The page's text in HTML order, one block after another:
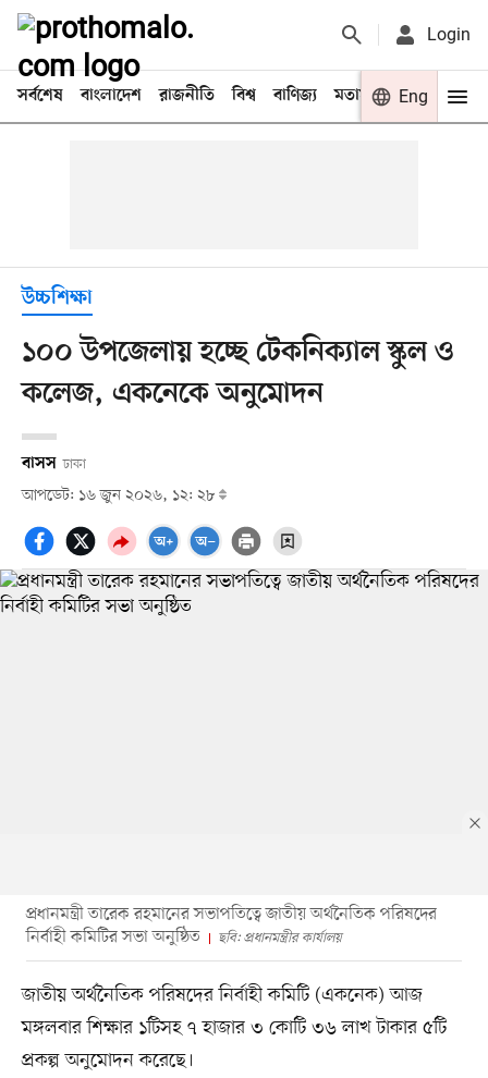
Login
সর্বশেষ বাংলাদেশ রাজনীতি বিশ্ব বাণিজ্য মতামত খেলা
Eng
উচ্চশিক্ষা
১০০ উপজেলায় হচ্ছে টেকনিক্যাল স্কুল ও
কলেজ, একনেকে অনুমোদন
বাসস ঢাকা
আপডেট: ১৬ জুন ২০২৬, ১২: ২৮
প্রধানমন্ত্রী তারেক রহমানের সভাপতিত্বে জাতীয় অর্থনৈতিক পরিষদের
নির্বাহী কমিটির সভা অনুষ্ঠিত
ছবি: প্রধানমন্ত্রীর কার্যালয়
জাতীয় অর্থনৈতিক পরিষদের নির্বাহী কমিটি (একনেক) আজ
মঙ্গলবার শিক্ষার ১টিসহ ৭ হাজার ৩ কোটি ৩৬ লাখ টাকার ৫টি
প্রকল্প অনুমোদন করেছে।